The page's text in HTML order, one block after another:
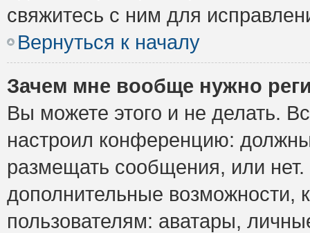
свяжитесь с ним для
Вернуться к началу
Зачем мне вообще нужно
Вы можете этого и не делать.
настроил конференцию:
размещать сообщения, или
дополнительные возможности,
пользователям: аватары,